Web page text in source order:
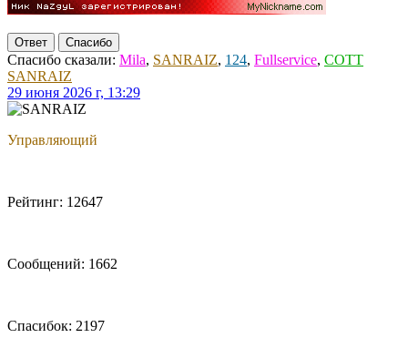
Ответ Спасибо
Спасибо сказали: Mila, SANRAIZ, 124, Fullservice, COTT
SANRAIZ
29 июня 2026 г, 13:29
Управляющий
Рейтинг: 12647
Сообщений: 1662
Спасибок: 2197